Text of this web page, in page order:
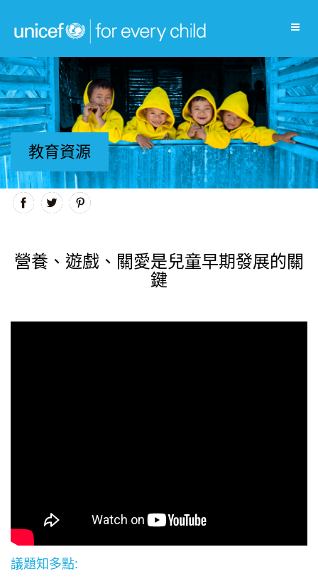
教育資源
營養、遊戲、關愛是兒童早期發展的關
鍵
議題知多點: